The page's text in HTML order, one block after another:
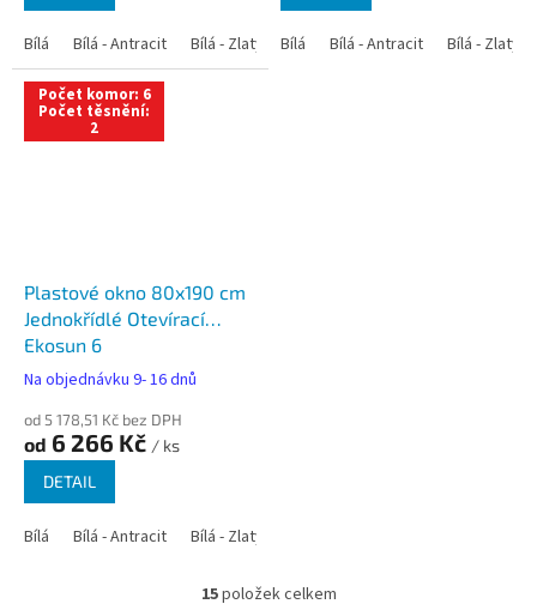
Bílá Bílá - Antracit Bílá - Zlatý dub Bílá - Tmavý dub Bílá -
Bílá Bílá - Antracit Bílá - Zlatý
Počet komor: 6
Počet těsnění:
2
Plastové okno 80x190 cm
Jednokřídlé Otevírací
Ekosun 6
Na objednávku 9- 16 dnů
od 5 178,51 Kč bez DPH
od 6 266 Kč / ks
DETAIL
Bílá Bílá - Antracit Bílá - Zlatý dub
O
15položek celkem